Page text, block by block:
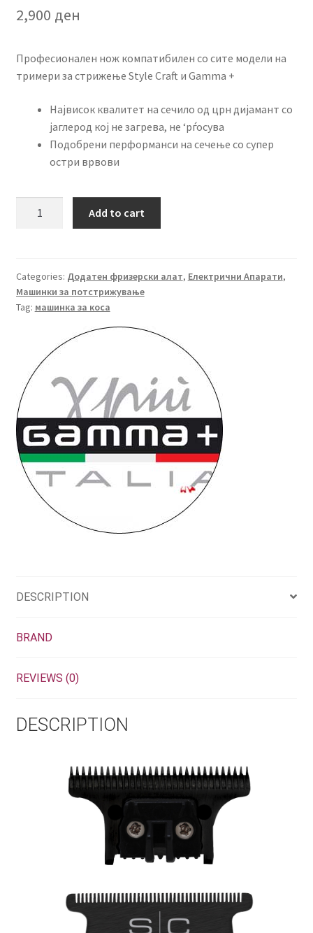
2,900 ден
Професионален нож компатибилен со сите модели на
тримери за стрижење Style Craft и Gamma +
Највисок квалитет на сечило од црн дијамант со
јаглерод кој не загрева, не ‘рѓосува
Подобрени перформанси на сечење со супер
остри врвови
за
тример
quantity
Add to cart
Categories: Додатен фризерски алат, Електрични Апарати,
Машинки за потстрижување
Tag: машинка за коса
DESCRIPTION
BRAND
REVIEWS (0)
DESCRIPTION